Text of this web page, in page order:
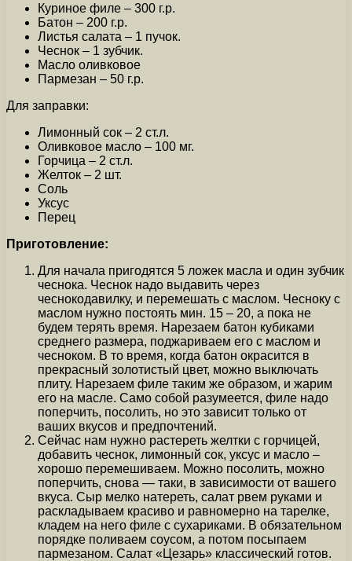
Куриное филе – 300 г.р.
Батон – 200 г.р.
Листья салата – 1 пучок.
Чеснок – 1 зубчик.
Масло оливковое
Пармезан – 50 г.р.
Для заправки:
Лимонный сок – 2 ст.л.
Оливковое масло – 100 мг.
Горчица – 2 ст.л.
Желток – 2 шт.
Соль
Уксус
Перец
Приготовление:
Для начала пригодятся 5 ложек масла и один зубчик
чеснока. Чеснок надо выдавить через
чеснокодавилку, и перемешать с маслом. Чесноку с
маслом нужно постоять мин. 15 – 20, а пока не
будем терять время. Нарезаем батон кубиками
среднего размера, поджариваем его с маслом и
чесноком. В то время, когда батон окрасится в
прекрасный золотистый цвет, можно выключать
плиту. Нарезаем филе таким же образом, и жарим
его на масле. Само собой разумеется, филе надо
поперчить, посолить, но это зависит только от
ваших вкусов и предпочтений.
Сейчас нам нужно растереть желтки с горчицей,
добавить чеснок, лимонный сок, уксус и масло –
хорошо перемешиваем. Можно посолить, можно
поперчить, снова — таки, в зависимости от вашего
вкуса. Сыр мелко натереть, салат рвем руками и
раскладываем красиво и равномерно на тарелке,
кладем на него филе с сухариками. В обязательном
порядке поливаем соусом, а потом посыпаем
пармезаном. Салат «Цезарь» классический готов.